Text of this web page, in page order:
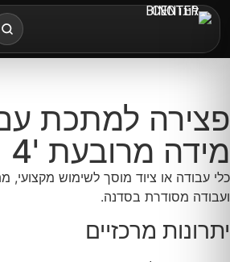
פצירה למתכת
מידה מרובעת '4 + ידית
כלי עבודה או ציוד מוסך לשימוש מקצועי,
ועבודה מסודרת בסדנה.
יתרונות מרכזיים